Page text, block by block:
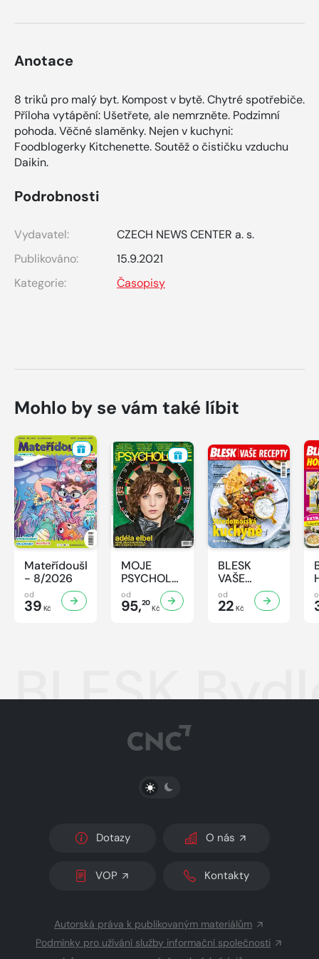
Anotace
8 triků pro malý byt. Kompost v bytě. Chytré spotřebiče.
Příloha vytápění: Ušetřete, ale nemrzněte. Podzimní
pohoda. Věčné slaměnky. Nejen v kuchyni:
Foodblogerky Kitchenette. Soutěž o čističku vzduchu
Daikin.
Podrobnosti
Vydavatel:
CZECH NEWS CENTER a. s.
Publikováno:
15.9.2021
Kategorie:
Časopisy
Mohlo by se vám také líbit
Mateřídouška
- 8/2026
od
39 Kč
MOJE
PSYCHOLOGIE
- 8/2026
od
95,20
Kč
BLESK
VAŠE
RECEPTY -
8/2026
od
22 Kč
BLESK
PŘEPNOUT SVĚTLÝ/TMAVÝ REŽIM
Dotazy O nás
VOP Kontakty
Autorská práva k publikovaným materiálům
Podmínky pro užívání služby informační společnosti